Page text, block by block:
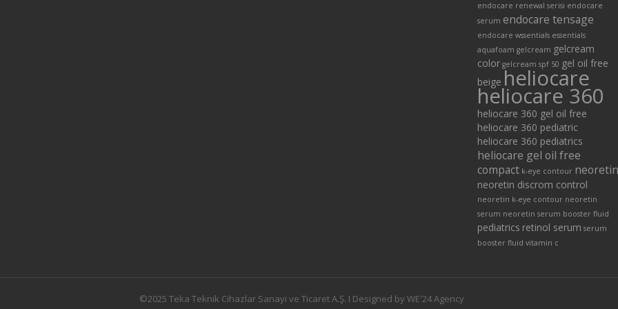
endocare renewal serisi endocare
serum endocare tensage
endocare wssentials essentials
aquafoam gelcream gelcream
color gelcream spf 50 gel oil free
beigeheliocare
heliocare 360
heliocare 360 gel oil free
heliocare 360 pediatric
heliocare 360 pediatrics
heliocare gel oil free
compact k-eye contour neoretin
neoretin discrom control
neoretin k-eye contour neoretin
serum neoretin serum booster fluid
pediatrics retinol serum serum
booster fluid vitamin c
©2025 Teka Teknik Cihazlar Sanayi ve Ticaret A.Ş. I Designed by WE'24 Agency